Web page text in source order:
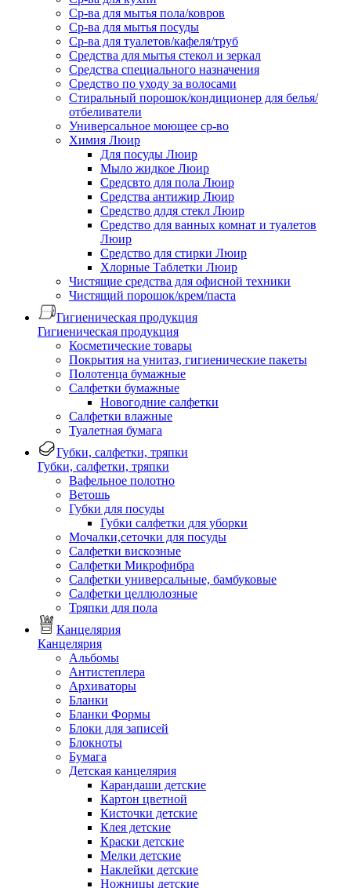
Ср-ва для мытья пола/ковров
Ср-ва для мытья посуды
Ср-ва для туалетов/кафеля/труб
Средства для мытья стекол и зеркал
Средства специального назначения
Средство по уходу за волосами
Стиральный порошок/кондиционер для белья/
отбеливатели
Универсальное моющее ср-во
Химия Люир
Для посуды Люир
Мыло жидкое Люир
Средсвто для пола Люир
Средства антижир Люир
Средство длдя стекл Люир
Средство для ванных комнат и туалетов
Люир
Средство для стирки Люир
Хлорные Таблетки Люир
Чистящие средства для офисной техники
Чистящий порошок/крем/паста
Гигиеническая продукция
Гигиеническая продукция
Косметические товары
Покрытия на унитаз, гигиенические пакеты
Полотенца бумажные
Салфетки бумажные
Новогодние салфетки
Салфетки влажные
Туалетная бумага
Губки, салфетки, тряпки
Губки, салфетки, тряпки
Вафельное полотно
Ветошь
Губки для посуды
Губки салфетки для уборки
Мочалки,сеточки для посуды
Салфетки вискозные
Салфетки Микрофибра
Салфетки универсальные, бамбуковые
Салфетки целлюлозные
Тряпки для пола
Канцелярия
Канцелярия
Альбомы
Антистеплера
Архиваторы
Бланки
Бланки Формы
Блоки для записей
Блокноты
Бумага
Детская канцелярия
Карандаши детские
Картон цветной
Кисточки детские
Клея детские
Краски детские
Мелки детские
Наклейки детские
Ножницы детские